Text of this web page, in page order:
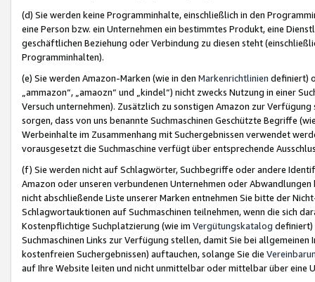
(d) Sie werden keine Programminhalte, einschließlich in den
eine Person bzw. ein Unternehmen ein bestimmtes Produkt, eine
geschäftlichen Beziehung oder Verbindung zu diesen steht
Programminhalten).
(e) Sie werden Amazon-Marken (wie in den Markenrichtlinien definiert)
„ammazon“, „amaozn“ und „kindel“) nicht zwecks Nutzung in einer
Versuch unternehmen). Zusätzlich zu sonstigen Amazon zur
sorgen, dass von uns benannte Suchmaschinen Geschützte Begriffe
Werbeinhalte im Zusammenhang mit Suchergebnissen verwendet
vorausgesetzt die Suchmaschine verfügt über entsprechende
(f) Sie werden nicht auf Schlagwörter, Suchbegriffe oder andere
Amazon oder unseren verbundenen Unternehmen oder
nicht abschließende Liste unserer Marken entnehmen Sie bitte der
Schlagwortauktionen auf Suchmaschinen teilnehmen, wenn die sich
Kostenpflichtige Suchplatzierung (wie im Vergütungskatalog definiert)
Suchmaschinen Links zur Verfügung stellen, damit Sie bei
kostenfreien Suchergebnissen) auftauchen, solange Sie die
auf Ihre Website leiten und nicht unmittelbar oder mittelbar über eine